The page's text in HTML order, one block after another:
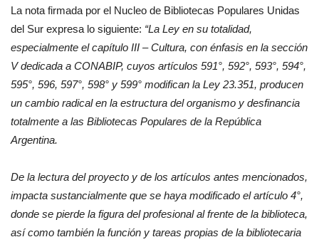
La nota firmada por el Nucleo de Bibliotecas Populares Unidas
del Sur expresa lo siguiente: “La Ley en su totalidad,
especialmente el capítulo III – Cultura, con énfasis en la sección
V dedicada a CONABIP, cuyos artículos 591°, 592°, 593°, 594°,
595°, 596, 597°, 598° y 599° modifican la Ley 23.351, producen
un cambio radical en la estructura del organismo y desfinancia
totalmente a las Bibliotecas Populares de la República
Argentina.
De la lectura del proyecto y de los artículos antes mencionados,
impacta sustancialmente que se haya modificado el artículo 4°,
donde se pierde la figura del profesional al frente de la biblioteca,
así como también la función y tareas propias de la bibliotecaria